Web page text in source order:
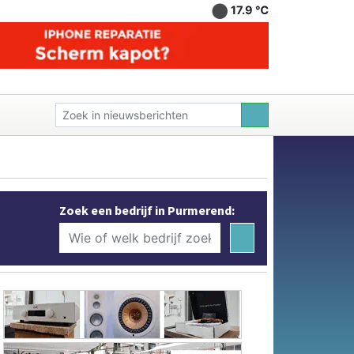
17.9 ℃
Zoek een bedrijf in Purmerend: